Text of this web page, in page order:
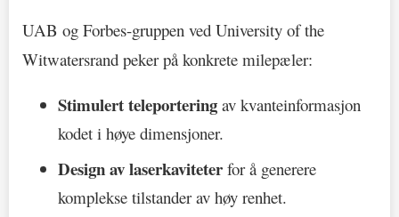
UAB og Forbes-gruppen ved University of the
Witwatersrand peker på konkrete milepæler:
Stimulert teleportering av kvanteinformasjon
kodet i høye dimensjoner.
Design av laserkaviteter for å generere
komplekse tilstander av høy renhet.